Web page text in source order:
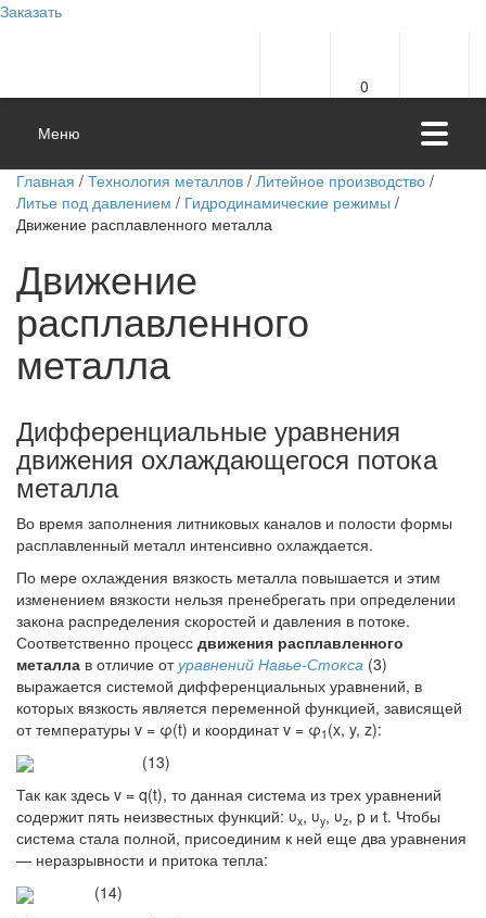
Заказать
0
Меню
Главная / Технология металлов / Литейное производство /
Литье под давлением / Гидродинамические режимы /
Движение расплавленного металла
Движение
расплавленного
металла
Дифференциальные уравнения
движения охлаждающегося потока
металла
Во время заполнения литниковых каналов и полости формы
расплавленный металл интенсивно охлаждается.
По мере охлаждения вязкость металла повышается и этим
изменением вязкости нельзя пренебрегать при определении
закона распределения скоростей и давления в потоке.
Соответственно процесс движения расплавленного
металла в отличие отуравнений Навье-Стокса (3)
выражается системой дифференциальных уравнений, в
которых вязкость является переменной функцией, зависящей
от температуры v = φ(t) и координат v = φ1 (x, y, z):
(13)
Так как здесь v = q(t), то данная система из трех уравнений
содержит пять неизвестных функций: υx, υy, υz, p и t. Чтобы
система стала полной, присоединим к ней еще два уравнения
— неразрывности и притока тепла:
(14)